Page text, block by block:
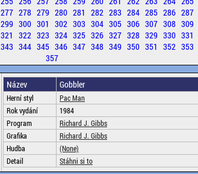
277 278 279 280 281 282 283 284 285 286 287
299 300 301 302 303 304 305 306 307 308 309
321 322 323 324 325 326 327 328 329 330 331
343 344 345 346 347 348 349 350 351 352 353
357
Název Gobbler
Herní styl
Pac Man
Rok vydání
1984
Program
Richard J. Gibbs
Grafika
Richard J. Gibbs
Hudba
(None)
Detail
Stáhni si to